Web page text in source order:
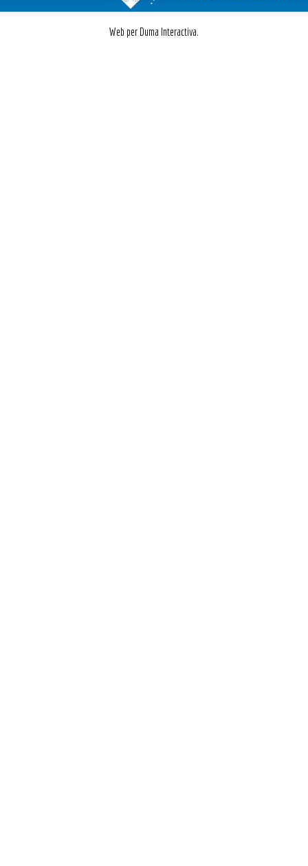
Web per Duma Interactiva.